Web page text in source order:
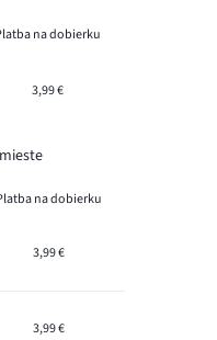
na dobierku
3,99 €
na dobierku
3,99 €
3,99 €